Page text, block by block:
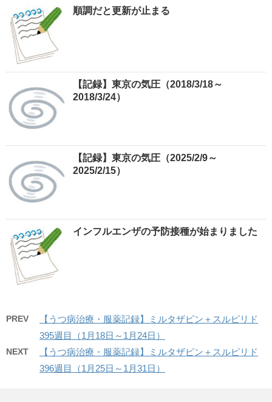
順調だと更新が止まる
【記録】東京の気圧（2018/3/18～
2018/3/24）
【記録】東京の気圧（2025/2/9～
2025/2/15）
インフルエンザの予防接種が始まりました
PREV
【うつ病治療・服薬記録】ミルタザピン＋スルピリド
395週目（1月18日～1月24日）
NEXT
【うつ病治療・服薬記録】ミルタザピン＋スルピリド
396週目（1月25日～1月31日）